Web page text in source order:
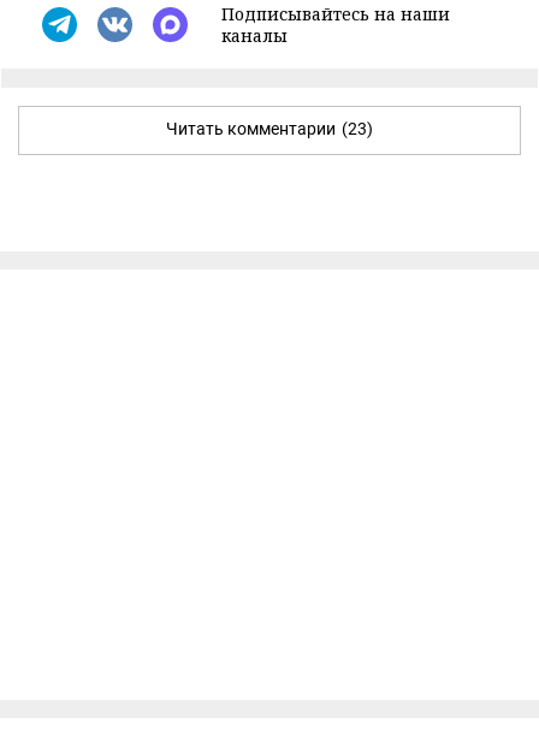
Подписывайтесь на наши
каналы
Читать комментарии (23)